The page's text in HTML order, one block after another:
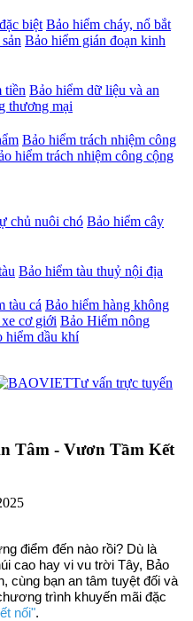
biệt Bảo hiểm cháy, nổ bắt
Bảo hiểm gián đoạn kinh
tiền Bảo hiểm dữ liệu và an
thương mại
Bảo hiểm trách nhiệm công
hiểm trách nhiệm công cộng
chủ nuôi chó Bảo hiểm cây
Bảo hiểm tàu thuỷ nội địa
tàu cá Bảo hiểm hàng không
cơ giới Bảo Hiểm nông
hiểm dầu khí
Tư vấn trực tuyến
Tâm - Vươn Tầm Kết
điểm đến nào rồi? Dù là
cao hay vi vu trời Tây, Bảo
cùng bạn an tâm tuyệt đối và
trình khuyến mãi đặc
nối".